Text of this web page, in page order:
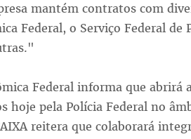
mantém contratos com
Federal, o Serviço Federal de
Federal informa que abrirá
hoje pela Polícia Federal no
reitera que colaborará